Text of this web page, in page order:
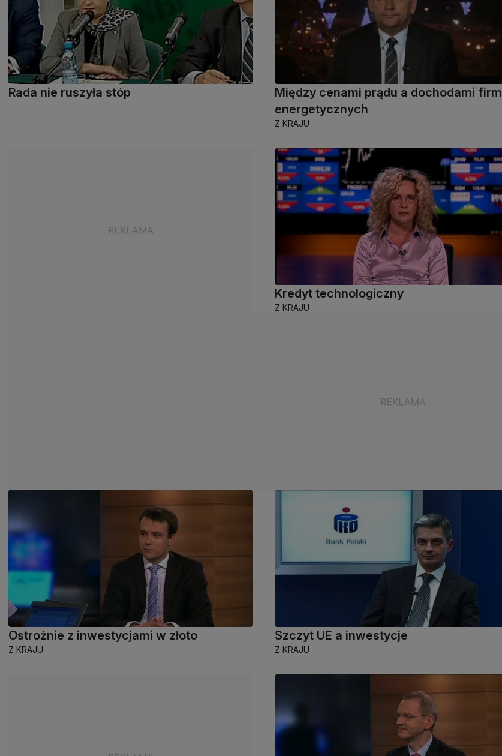
Rada nie ruszyła stóp
Między cenami prądu a dochodami firm
energetycznych
Z KRAJU
Kredyt technologiczny
Z KRAJU
Ostrożnie z inwestycjami w złoto
Z KRAJU
Szczyt UE a inwestycje
Z KRAJU